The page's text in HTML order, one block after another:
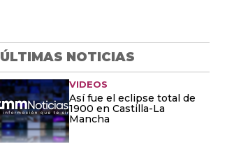
ÚLTIMAS NOTICIAS
VIDEOS
Así fue el eclipse total de
1900 en Castilla-La
Mancha